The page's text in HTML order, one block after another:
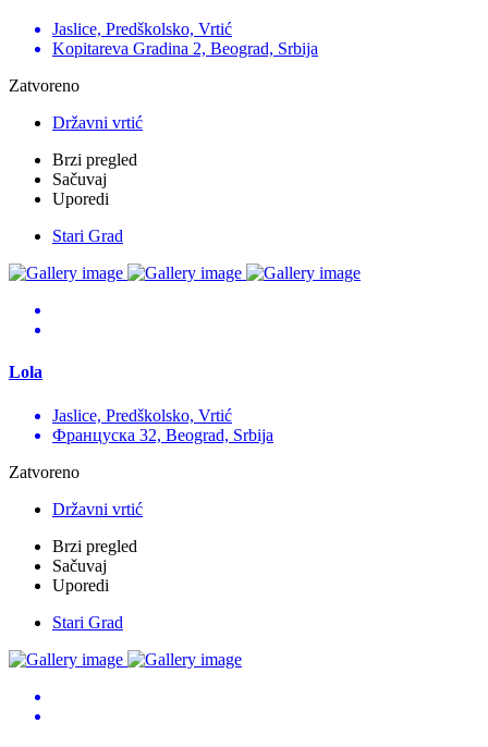
Jaslice, Predškolsko, Vrtić
Kopitareva Gradina 2, Beograd, Srbija
Zatvoreno
Državni vrtić
Brzi pregled
Sačuvaj
Uporedi
Stari Grad
Lola
Jaslice, Predškolsko, Vrtić
Француска 32, Beograd, Srbija
Zatvoreno
Državni vrtić
Brzi pregled
Sačuvaj
Uporedi
Stari Grad